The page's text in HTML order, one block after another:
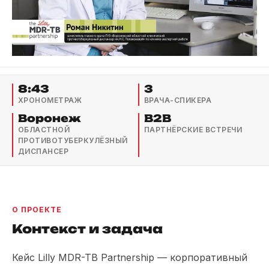
8:43
ХРОНОМЕТРАЖ
3
ВРАЧА-СПИКЕРА
Воронеж
ОБЛАСТНОЙ
ПРОТИВОТУБЕРКУЛЁЗНЫЙ
ДИСПАНСЕР
B2B
ПАРТНЁРСКИЕ ВСТРЕЧИ
О ПРОЕКТЕ
Контекст и задача
Кейс Lilly MDR-TB Partnership — корпоративный